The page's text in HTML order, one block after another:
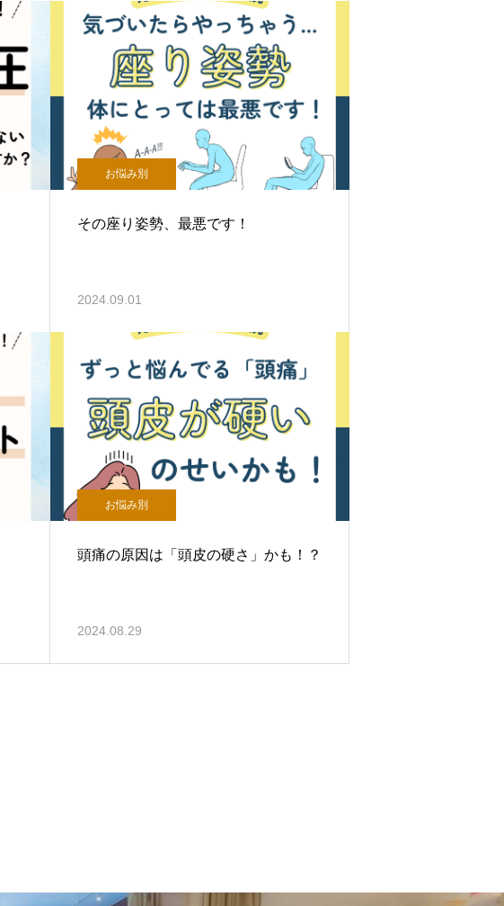
お悩み別
その座り姿勢、最悪です！
2024.09.01
お悩み別
頭痛の原因は「頭皮の硬さ」かも！？
2024.08.29